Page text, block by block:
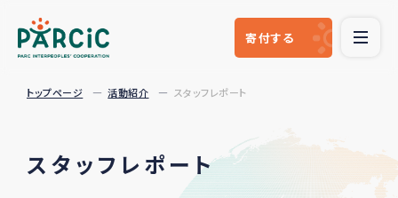
寄付する
トップページ 活動紹介 スタッフレポート
スタッフレポート